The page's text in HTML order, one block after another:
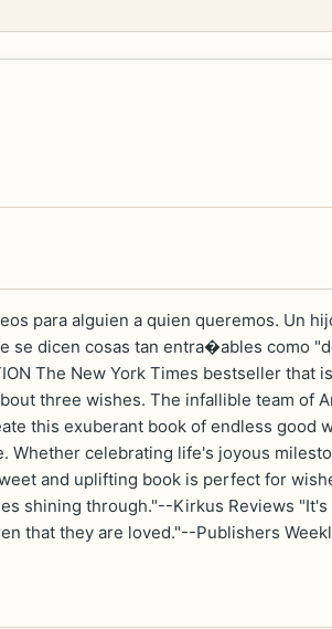
para alguien a quien queremos. Un
se dicen cosas tan entra�ables como
The New York Times bestseller that
three wishes. The infallible team of
this exuberant book of endless good
Whether celebrating life's joyous
and uplifting book is perfect for
shining through."--Kirkus Reviews "It's
that they are loved."--Publishers